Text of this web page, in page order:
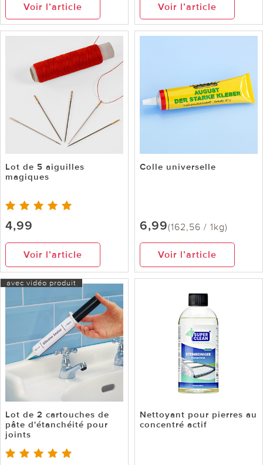
Voir l’article Voir l’article
Lot de 5 aiguilles
magiques
4,99
Voir l’article
Colle universelle
6,99(162,56 / 1kg)
Voir l’article
avec vidéo produit
Lot de 2 cartouches de
pâte d'étanchéité pour
joints
Nettoyant pour pierres au
concentré actif